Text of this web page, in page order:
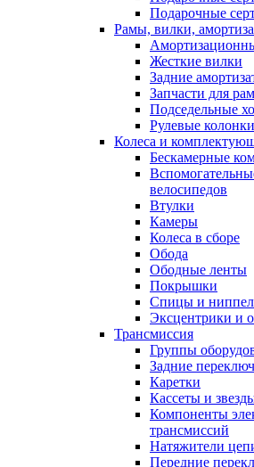
Подарочные
Рамы, вилки,
Жесткие вилки
Задние
Запчасти для рам
Подседельные
Рулевые колонки
Колеса и
Бескамерные
велосипедов
Втулки
Камеры
Колеса в сборе
Обода
Ободные ленты
Покрышки
Спицы и
Эксцентрики и
Трансмиссия
Группы
Задние
Каретки
Кассеты и
Компоненты
трансмиссий
Натяжители
Передние